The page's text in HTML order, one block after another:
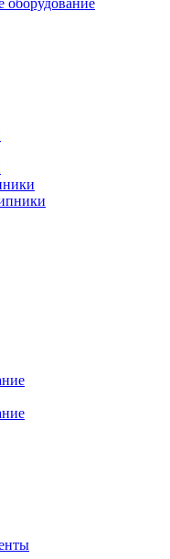
оборудование